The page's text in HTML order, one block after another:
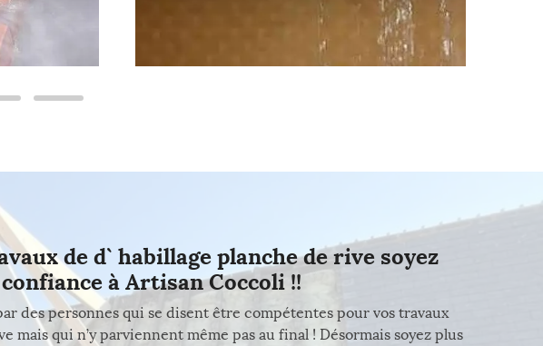
de d` habillage planche de rive soyez
à Artisan Coccoli !!
des personnes qui se disent être compétentes pour vos travaux
mais qui n’y parviennent même pas au final ! Désormais soyez plus